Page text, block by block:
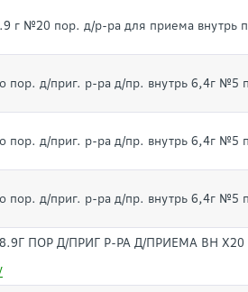
г №20 пор. д/р-ра для приема внутрь
пор. д/приг. р-ра д/пр. внутрь 6,4г №5
пор. д/приг. р-ра д/пр. внутрь 6,4г №5
пор. д/приг. р-ра д/пр. внутрь 6,4г №5
ПОР Д/ПРИГ Р-РА Д/ПРИЕМА ВН Х20